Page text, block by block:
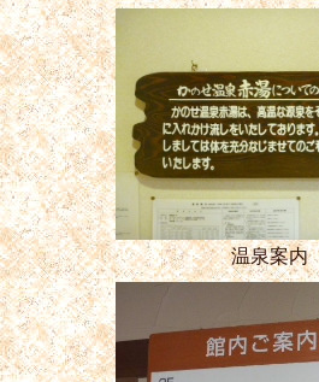
温泉案内